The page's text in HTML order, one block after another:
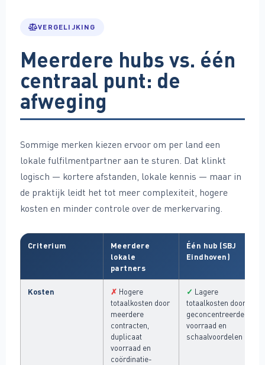
VERGELIJKING
Meerdere hubs vs. één
centraal punt: de
afweging
Sommige merken kiezen ervoor om per land een
lokale fulfilmentpartner aan te sturen. Dat klinkt
logisch — kortere afstanden, lokale kennis — maar in
de praktijk leidt het tot meer complexiteit, hogere
kosten en minder controle over de merkervaring.
Criterium
Meerdere
lokale
partners
Één hub (SBJ
Eindhoven)
Kosten ✗ Hogere
totaalkosten door
meerdere
contracten,
duplicaat
voorraad en
coördinatie-
✓ Lagere
totaalkosten door
geconcentreerde
voorraad en
schaalvoordelen